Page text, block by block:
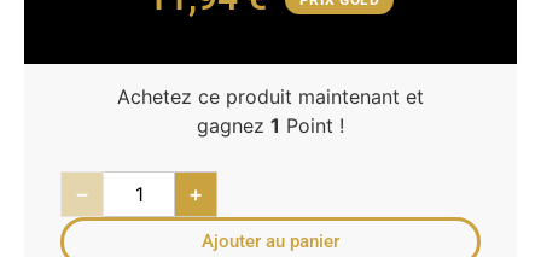
Achetez ce produit maintenant et
gagnez 1 Point !
− +
Ajouter au panier